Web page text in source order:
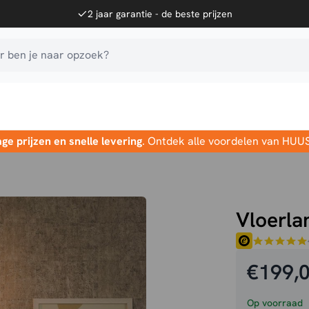
2 jaar garantie - de beste prijzen
ben je naar opzoek?
prijzen en snelle levering. Ontdek alle voordelen van
€
Op voorraad